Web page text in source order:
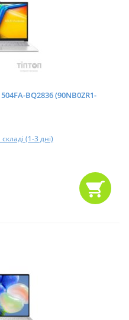
BQ2836 (90NB0ZR1-
(1-3 дні)